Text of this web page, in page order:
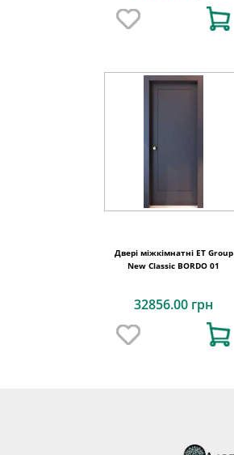
Двері міжкімнатні ET Group
New Classic BORDO 01
32856.00 грн